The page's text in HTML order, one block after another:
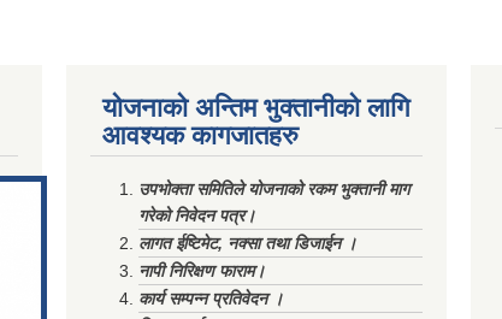
योजनाको अन्तिम भुक्तानीको लागि
आवश्यक कागजातहरु
उपभोक्ता समितिले योजनाको रकम भुक्तानी माग
गरेको निवेदन पत्र।
लागत ईष्टिमेट, नक्सा तथा डिजाईन ।
नापी निरिक्षण फाराम।
कार्य सम्पन्न प्रतिवेदन ।